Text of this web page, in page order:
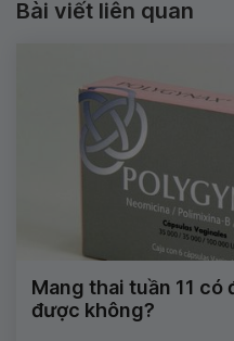
Bài viết liên quan
Mang thai tuần 11
được không?